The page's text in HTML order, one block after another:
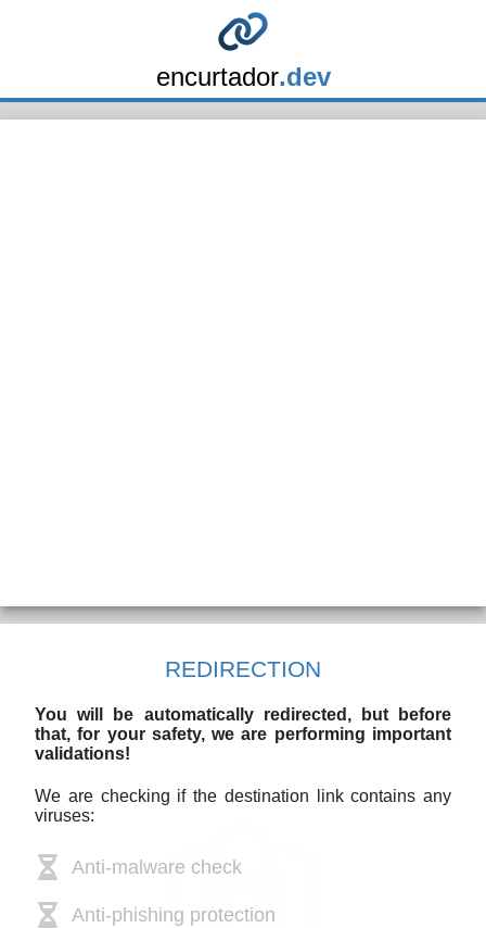
encurtador.dev
REDIRECTION
You will be automatically redirected, but before
that, for your safety, we are performing important
validations!
We are checking if the destination link contains any
viruses:
Anti-malware check
Anti-phishing protection